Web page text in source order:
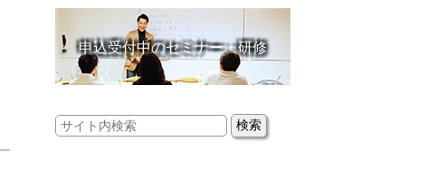
申込受付中のセミナー・研修